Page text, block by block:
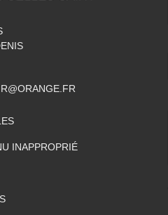
INAPPROPRIÉ